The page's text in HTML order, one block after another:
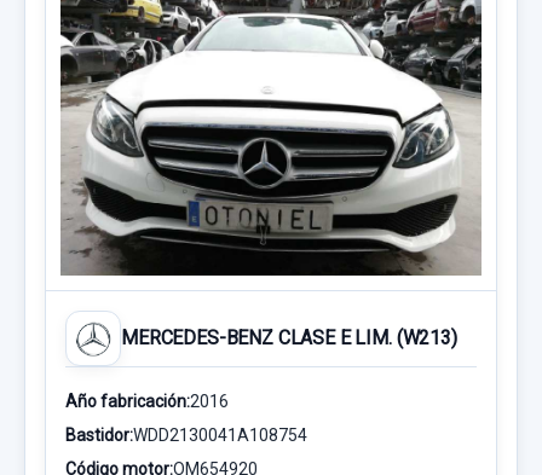
MERCEDES-BENZ CLASE E LIM. (W213)
Año fabricación:2016
Bastidor:WDD2130041A108754
Código motor:OM654920